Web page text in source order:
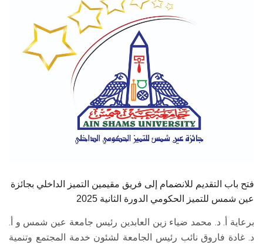
الدراسات العليا
فتح باب التقديم للانضمام إلى فريق مقيمين التميز الداخلي بجائزة
عين شمس للتميز الحكومي الدورة الثانية 2025
برعاية أ. د. محمد ضياء زين العابدين رئيس جامعة عين شمس و أ.
د. غادة فاروق نائب رئيس الجامعة لشئون خدمة المجتمع وتنمية